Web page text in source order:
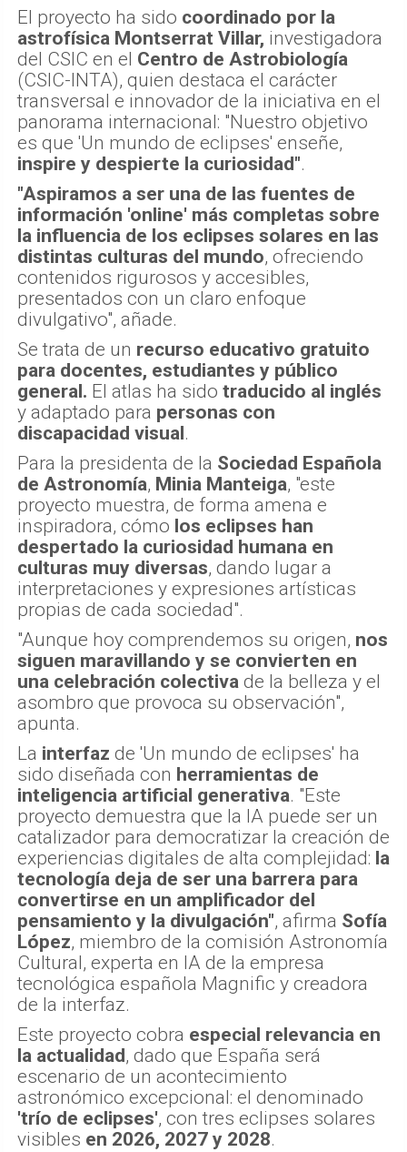
El proyecto ha sido coordinado por la
astrofísica Montserrat Villar, investigadora
del CSIC en el Centro de Astrobiología
(CSIC-INTA), quien destaca el carácter
transversal e innovador de la iniciativa en el
panorama internacional: "Nuestro objetivo
es que 'Un mundo de eclipses' enseñe,
inspire y despierte la curiosidad".
"Aspiramos a ser una de las fuentes de
información 'online' más completas sobre
la influencia de los eclipses solares en las
distintas culturas del mundo, ofreciendo
contenidos rigurosos y accesibles,
presentados con un claro enfoque
divulgativo", añade.
Se trata de un recurso educativo gratuito
para docentes, estudiantes y público
general. El atlas ha sido traducido al inglés
y adaptado para personas con
discapacidad visual.
Para la presidenta de la Sociedad Española
de Astronomía, Minia Manteiga, "este
proyecto muestra, de forma amena e
inspiradora, cómo los eclipses han
despertado la curiosidad humana en
culturas muy diversas, dando lugar a
interpretaciones y expresiones artísticas
propias de cada sociedad".
"Aunque hoy comprendemos su origen, nos
siguen maravillando y se convierten en
una celebración colectiva de la belleza y el
asombro que provoca su observación",
apunta.
La interfaz de 'Un mundo de eclipses' ha
sido diseñada con herramientas de
inteligencia artificial generativa. "Este
proyecto demuestra que la IA puede ser un
catalizador para democratizar la creación de
experiencias digitales de alta complejidad: la
tecnología deja de ser una barrera para
convertirse en un amplificador del
pensamiento y la divulgación", afirma Sofía
López, miembro de la comisión Astronomía
Cultural, experta en IA de la empresa
tecnológica española Magnific y creadora
de la interfaz.
Este proyecto cobra especial relevancia en
la actualidad, dado que España será
escenario de un acontecimiento
astronómico excepcional: el denominado
'trío de eclipses', con tres eclipses solares
visibles en 2026, 2027 y 2028.